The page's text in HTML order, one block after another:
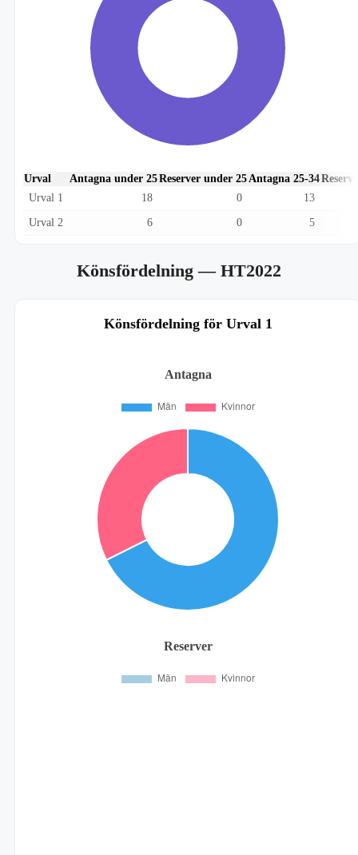
Urval Antagna under 25Reserver under 25Antagna 25-34
Urval 1
18 0 13
Urval 2 6 0 5
Könsfördelning— HT2022
Könsfördelning för Urval 1
Antagna
Reserver